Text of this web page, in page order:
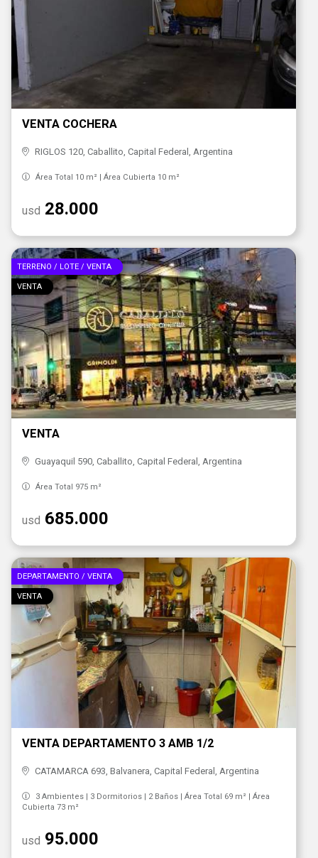
VENTA COCHERA
RIGLOS 120, Caballito, Capital Federal, Argentina
Área Total 10 m² | Área Cubierta 10 m²
usd 28.000
TERRENO / LOTE / VENTA
VENTA
VENTA
Guayaquil 590, Caballito, Capital Federal, Argentina
Área Total 975 m²
usd 685.000
DEPARTAMENTO / VENTA
VENTA
VENTA DEPARTAMENTO 3 AMB 1/2
CATAMARCA 693, Balvanera, Capital Federal, Argentina
3 Ambientes | 3 Dormitorios | 2 Baños | Área Total 69 m² | Área
Cubierta 73 m²
usd 95.000